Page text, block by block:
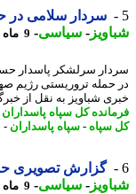
سردار سلامی در
-سیاسی-9 ماه پیش - جمعه 16 آبان 1404، 14:47
سرلشکر پاسدار حسین
تروریستی رژیم
شباویز به نقل از
کل سپاه پاسداران -
-سپاه پاسداران -
گزارش تصویری حمله
-سیاسی-9 ماه پیش - جمعه 16 آبان 1404، 14:47